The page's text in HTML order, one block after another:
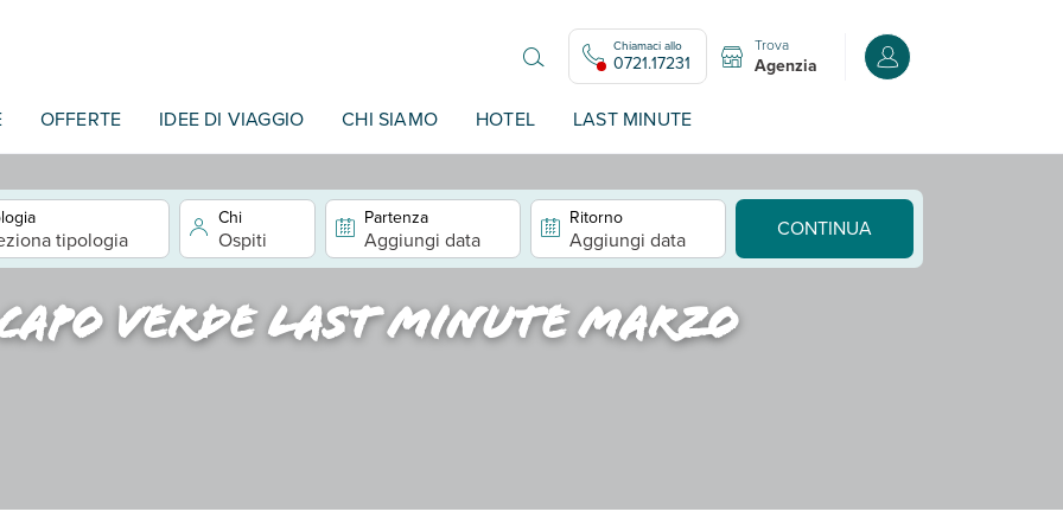
Chiamaci allo
0721.17231
Trova
Agenzia Accedi o registrati
OFFERTE IDEE DI VIAGGIO CHI SIAMO HOTEL LAST MINUTE
tipologia
Chi
Ospiti
Partenza
Aggiungi data
Ritorno
Aggiungi data CONTINUA
verde last minute marzo